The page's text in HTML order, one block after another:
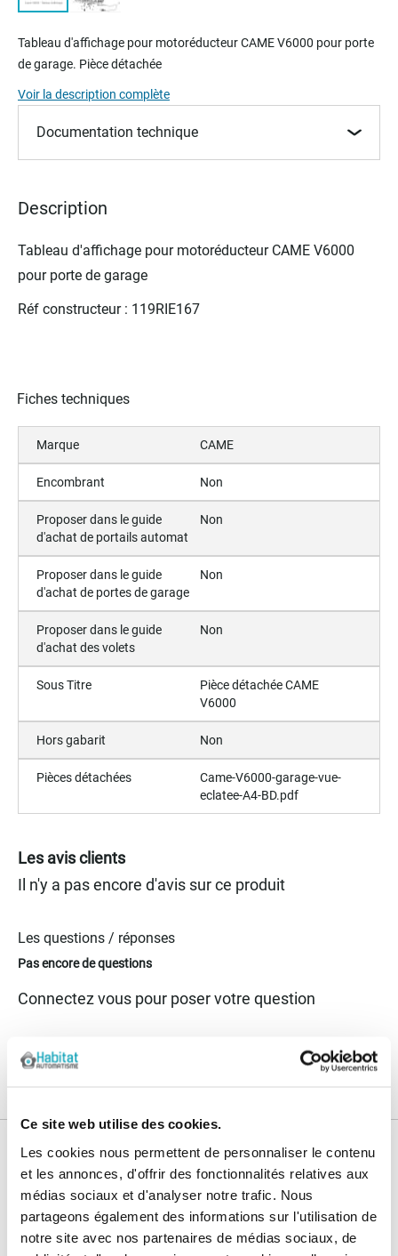
Ce site web utilise des cookies.
Les cookies nous permettent de personnaliser le contenu
et les annonces, d'offrir des fonctionnalités relatives aux
médias sociaux et d'analyser notre trafic. Nous
partageons également des informations sur l'utilisation de
notre site avec nos partenaires de médias sociaux, de
to
the
beginning
of
the
images
Tableau d'affichage pour motoréducteurCAME V6000 pour porte
de garage. Pièce détachée
Voir la description complète
Documentation technique
Description
Tableau d'affichage pour motoréducteurCAME V6000
pour porte de garage
Réf constructeur : 119RIE167
Fiches techniques
Marque CAME
Encombrant Non
Proposer dans le guide
d'achat de portails automat
Non
Proposer dans le guide
d'achat de portes de garage
Non
Proposer dans le guide
d'achat des volets
Non
Sous Titre
Pièce détachée CAME
V6000
Hors gabarit Non
Pièces détachées
Came-V6000-garage-vue-
eclatee-A4-BD.pdf
Les avis clients
Il n'y a pas encore d'avis sur ce produit
Les questions / réponses
Pas encore de questions
Connectez vous pour poser votre question
Nos services
Paiement
100% sécurisé
Paiement en
3x sans frais